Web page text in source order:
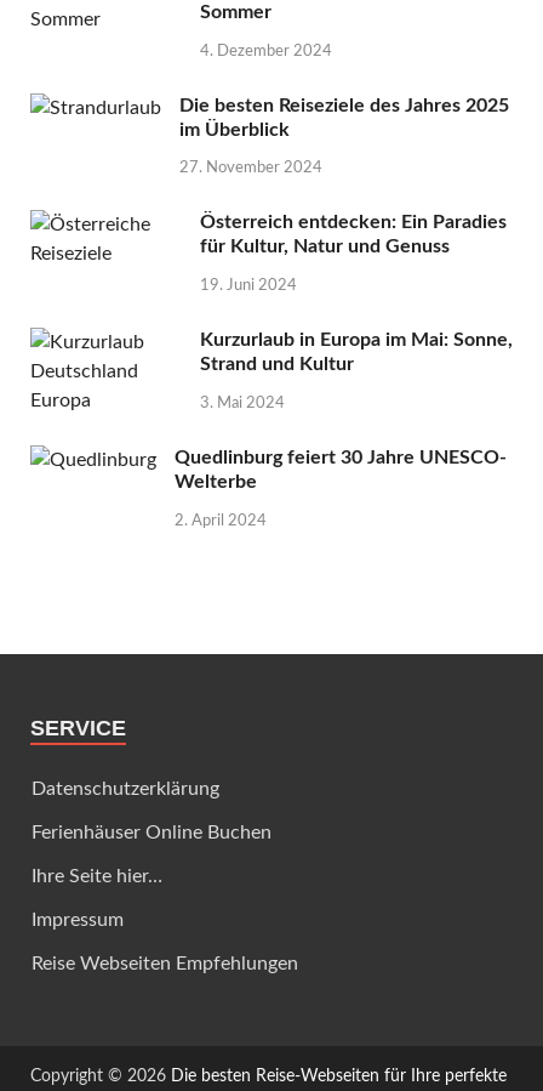
Sommer
4. Dezember 2024
Die besten Reiseziele des Jahres 2025
im Überblick
27. November 2024
Österreich entdecken: Ein Paradies
für Kultur, Natur und Genuss
19. Juni 2024
Kurzurlaub in Europa im Mai: Sonne,
Strand und Kultur
3. Mai 2024
Quedlinburg feiert 30 Jahre UNESCO-
Welterbe
2. April 2024
SERVICE
Datenschutzerklärung
Ferienhäuser Online Buchen
Ihre Seite hier…
Impressum
Reise Webseiten Empfehlungen
Copyright © 2026 Die besten Reise-Webseiten für Ihre perfekte